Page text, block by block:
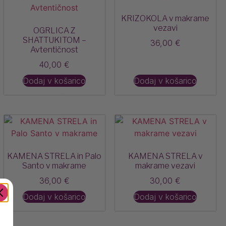
OGRLICA Z
SHATTUKITOM –
Avtentičnost
40,00€
Dodaj v košarico
KRIZOKOLA v makrame
vezavi
36,00 €
Dodaj v košarico
KAMENA STRELA in Palo
Santo v makrame
36,00 €
Dodaj v košarico
KAMENA STRELA v
makrame vezavi
30,00€
Dodaj v košarico